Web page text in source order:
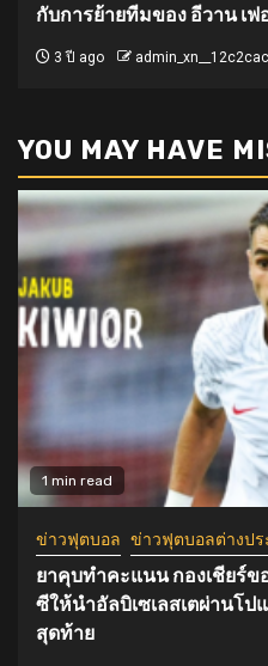
กับการย้ายทีมของ อีวาน เฟ
3 ปี ago
YOU MAY HAVE
1 min read
ข่าวฟุตบอล ข่าวฟุตบอลต่างปร
ยาคุบทำคะแนน กองเชียร์ข
ซีให้นำอัลบิเซเลสเตผ่านโป
สุดท้าย